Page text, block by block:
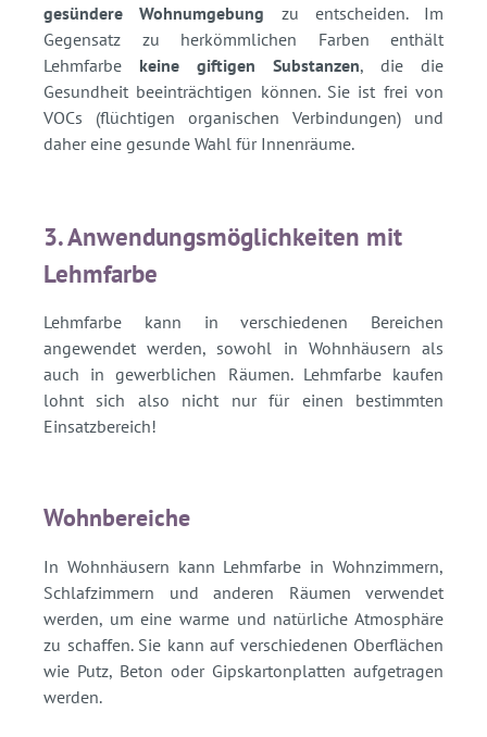
gesündere Wohnumgebung zu entscheiden. Im
Gegensatz zu herkömmlichen Farben enthält
Lehmfarbe keine giftigen Substanzen, die die
Gesundheit beeinträchtigen können. Sie ist frei von
VOCs (flüchtigen organischen Verbindungen) und
daher eine gesunde Wahl für Innenräume.
3. Anwendungsmöglichkeiten mit
Lehmfarbe
Lehmfarbe kann in verschiedenen Bereichen
angewendet werden, sowohl in Wohnhäusern als
auch in gewerblichen Räumen. Lehmfarbe kaufen
lohnt sich also nicht nur für einen bestimmten
Einsatzbereich!
Wohnbereiche
In Wohnhäusern kann Lehmfarbe in Wohnzimmern,
Schlafzimmern und anderen Räumen verwendet
werden, um eine warme und natürliche Atmosphäre
zu schaffen. Sie kann auf verschiedenen Oberflächen
wie Putz, Beton oder Gipskartonplatten aufgetragen
werden.